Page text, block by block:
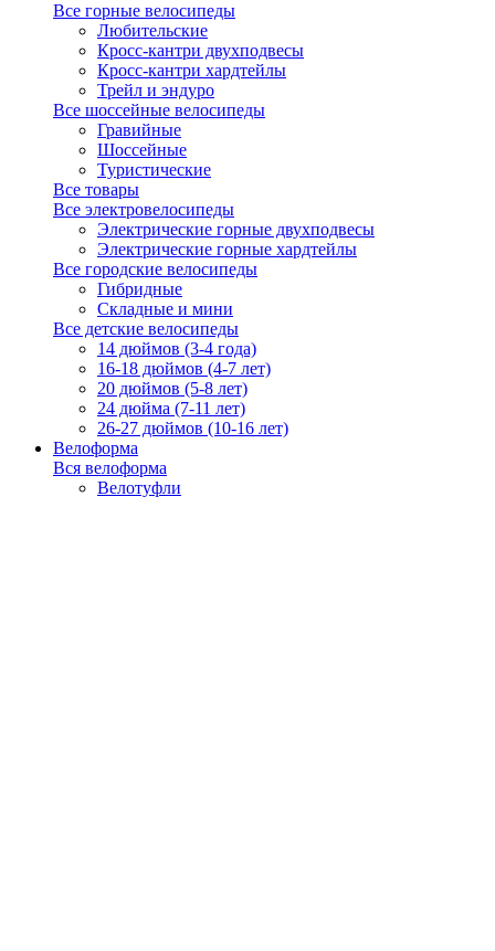
Все горные велосипеды
Любительские
Кросс-кантри двухподвесы
Кросс-кантри хардтейлы
Трейл и эндуро
Все шоссейные велосипеды
Гравийные
Шоссейные
Туристические
Все товары
Все электровелосипеды
Электрические горные двухподвесы
Электрические горные хардтейлы
Все городские велосипеды
Гибридные
Складные и мини
Все детские велосипеды
14 дюймов (3-4 года)
16-18 дюймов (4-7 лет)
20 дюймов (5-8 лет)
24 дюйма (7-11 лет)
26-27 дюймов (10-16 лет)
Велоформа
Вся велоформа
Велотуфли